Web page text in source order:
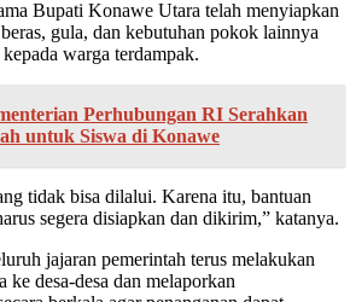
Bupati Konawe Utara telah menyiapkan
gula, dan kebutuhan pokok lainnya
warga terdampak.
Perhubungan RI Serahkan
untuk Siswa di Konawe
tidak bisa dilalui. Karena itu, bantuan
segera disiapkan dan dikirim,” katanya.
jajaran pemerintah terus melakukan
ke desa-desa dan melaporkan